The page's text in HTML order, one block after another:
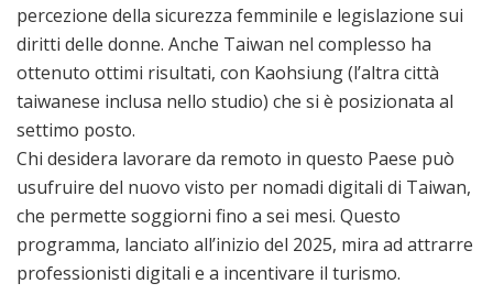
percezione della sicurezza femminile e legislazione sui
diritti delle donne. Anche Taiwan nel complesso ha
ottenuto ottimi risultati, con Kaohsiung (l’altra città
taiwanese inclusa nello studio) che si è posizionata al
settimo posto.
Chi desidera lavorare da remoto in questo Paese può
usufruire del nuovo visto per nomadi digitali di Taiwan,
che permette soggiorni fino a sei mesi. Questo
programma, lanciato all’inizio del 2025, mira ad attrarre
professionisti digitali e a incentivare il turismo.